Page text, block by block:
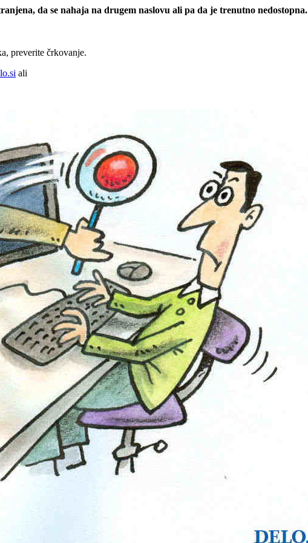
da se nahaja na drugem naslovu ali pa da je trenutno nedostopna.
preverite črkovanje.
ali